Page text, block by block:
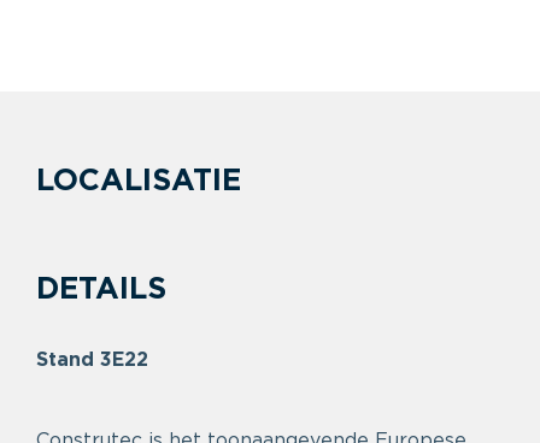
LOCALISATIE
DETAILS
Stand 3E22